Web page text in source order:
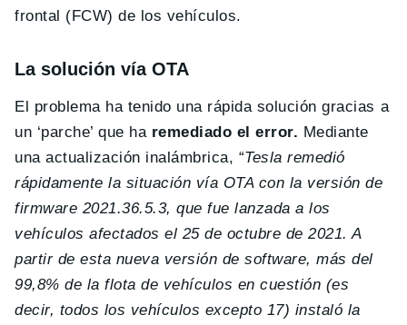
frontal (FCW) de los vehículos.
La solución vía OTA
El problema ha tenido una rápida solución gracias a
un ‘parche’ que ha remediado el error. Mediante
una actualización inalámbrica, “Tesla remedió
rápidamente la situación vía OTA con la versión de
firmware 2021.36.5.3, que fue lanzada a los
vehículos afectados el 25 de octubre de 2021. A
partir de esta nueva versión de software, más del
99,8% de la flota de vehículos en cuestión (es
decir, todos los vehículos excepto 17) instaló la